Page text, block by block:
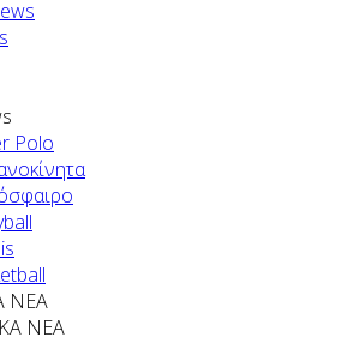
Polo
ΝΕΑ
ΝΕΑ